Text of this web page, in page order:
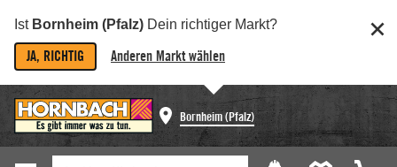
Ist Bornheim (Pfalz) Dein richtiger Markt?
JA, RICHTIG Anderen Markt wählen
Bornheim (Pfalz)